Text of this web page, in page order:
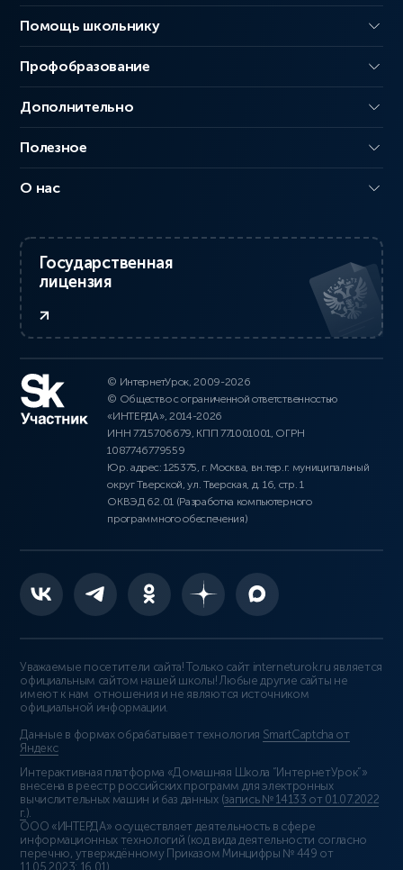
Помощь школьнику
Профобразование
Дополнительно
Полезное
О нас
Государственная
лицензия
© ИнтернетУрок, 2009-2026
© Общество с ограниченной ответственностью
«ИНТЕРДА», 2014-2026
ИНН 7715706679, КПП 771001001, ОГРН
1087746779559
Юр. адрес: 125375, г. Москва, вн.тер.г. муниципальный
округ Тверской, ул. Тверская, д. 16, стр. 1
ОКВЭД 62.01 (Разработка компьютерного
программного обеспечения)
Уважаемые посетители сайта! Только сайт interneturok.ru является
официальным сайтом нашей школы! Любые другие сайты не
имеют к нам отношения и не являются источником
официальной информации.
Данные в формах обрабатывает технология SmartCaptcha от
Яндекс
Интерактивная платформа «Домашняя Школа “ИнтернетУрок”»
внесена в реестр российских программ для электронных
вычислительных машин и баз данных (запись № 14133 от 01.07.2022
г.).
ООО «ИНТЕРДА» осуществляет деятельность в сфере
информационных технологий (код вида деятельности согласно
перечню, утверждённому Приказом Минцифры № 449 от
11.05.2023: 16.01)